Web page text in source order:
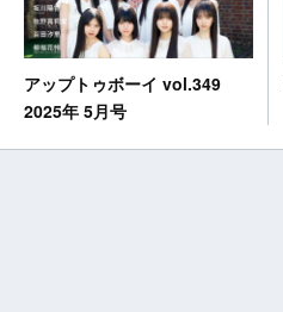
アップトゥボーイ vol.349
2025年 5月号